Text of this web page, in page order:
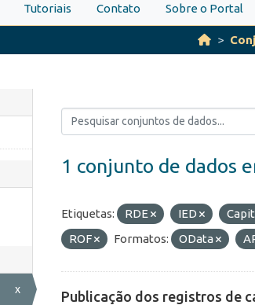
Tutoriais Contato Sobre o Portal
x
1 conjunto de dados
Etiquetas: RDE IED
ROF
Formatos: OData
Publicação dos registros de